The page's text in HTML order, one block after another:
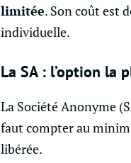
limitée. Son coût est
individuelle.
La SA : l’option la
La Société Anonyme
faut compter au
libérée.